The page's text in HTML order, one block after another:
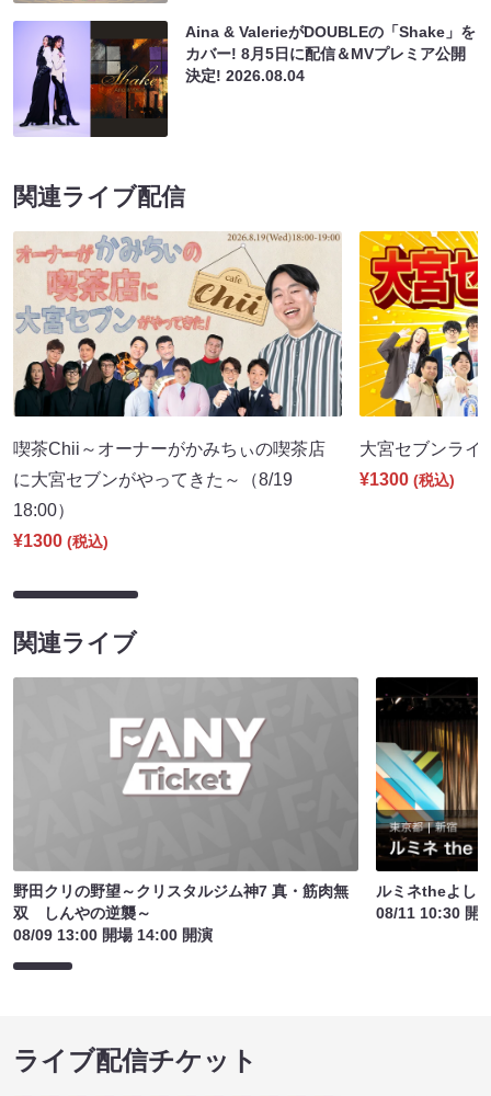
Aina & ValerieがDOUBLEの「Shake」を
カバー! 8月5日に配信＆MVプレミア公開
決定!2026.08.04
関連ライブ配信
喫茶Chii～オーナーがかみちぃの喫茶店
に大宮セブンがやってきた～（8/19
18:00）
¥1300 (税込)
大宮セブンラ
¥1300 (税込)
関連ライブ
野田クリの野望～クリスタルジム神7 真・筋肉無
双 しんやの逆襲～
08/09 13:00 開場 14:00 開演
ルミネtheよし
08/11 10:30 開
ライブ配信チケット